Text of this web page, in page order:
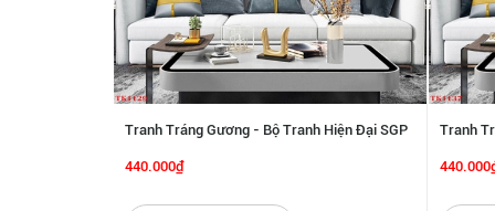
Tranh Tráng Gương - Bộ Tranh Hiện Đại SGP
2192215
440.000₫
Tranh
2192214